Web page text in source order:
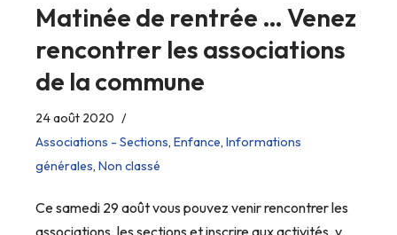
Matinée de rentrée … Venez
rencontrer les associations
de la commune
24 août 2020
Associations - Sections, Enfance, Informations
générales, Non classé
Ce samedi 29 août vous pouvez venir rencontrer les
associations, les sections et inscrire aux activités, y